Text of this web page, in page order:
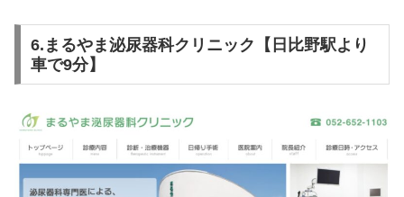
6.まるやま泌尿器科クリニック【日比野駅より
車で9分】